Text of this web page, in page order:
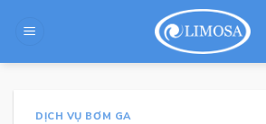
DỊCH VỤ BƠM GA